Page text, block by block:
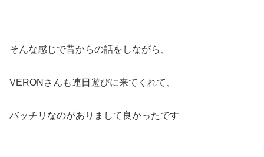
そんな感じで昔からの話をしながら、
VERONさんも連日遊びに来てくれて、
バッチリなのがありまして良かったです